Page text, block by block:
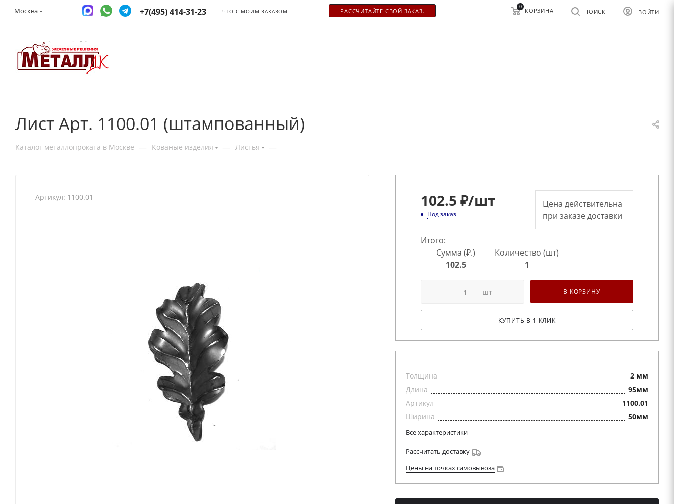
Москва +7(495) 414-31-23 ЧТО С МОИМ ЗАКАЗОМ РАСCЧИТАЙТЕ СВОЙ ЗАКАЗ. ВОЙТИ
ПОИСК
0
КОРЗИНА
Лист Арт. 1100.01 (штампованный)
Каталог металлопроката в Москве — Кованые изделия — Листья —
Артикул: 1100.01 102.5 ₽/шт
Под заказ
Цена действительна
при заказе доставки
Итого:
Сумма (₽.)
102.5
Количество (шт)
1
шт В КОРЗИНУ
КУПИТЬ В 1 КЛИК
Толщина
2 мм
Длина
95мм
Артикул
1100.01
Ширина
50мм
Все характеристики
Рассчитать доставку
Цены на точках самовывоза